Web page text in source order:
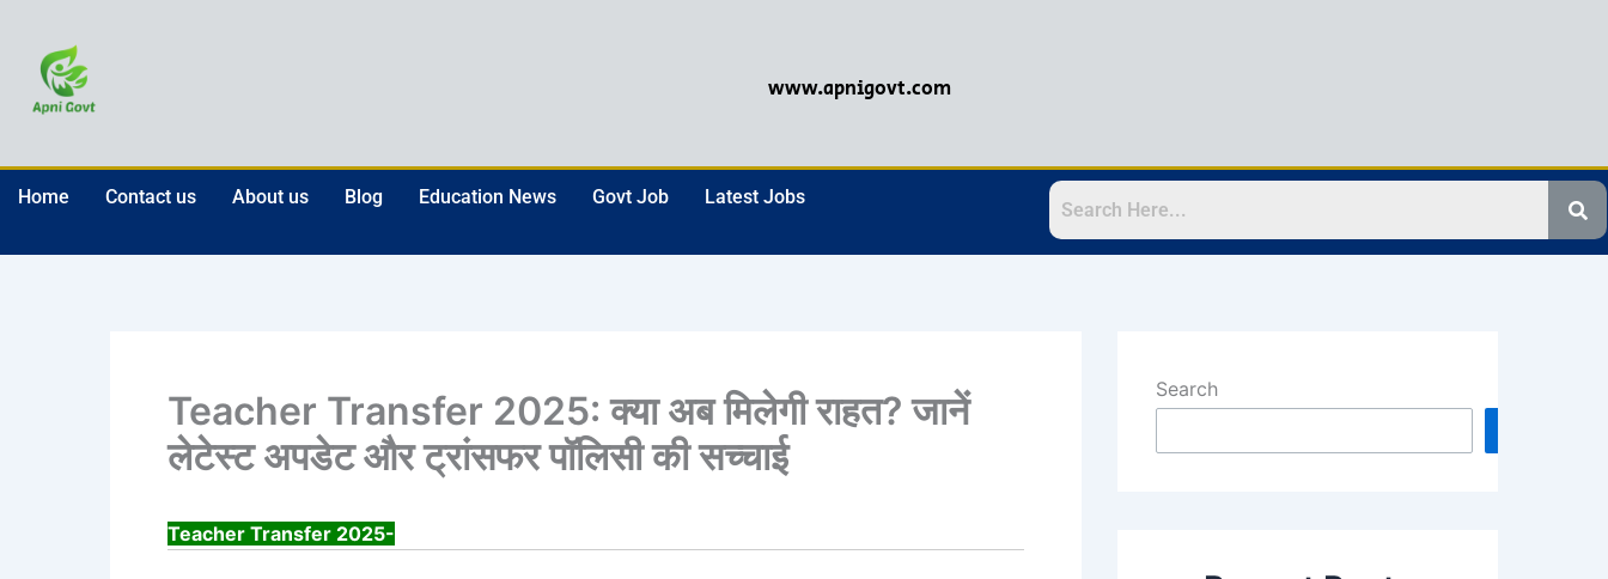
content
www.apnigovt.com
Home Contact us About us Blog Education News Govt Job Latest Jobs
Teacher Transfer 2025: क्या अब मिलेगी राहत? जानें
लेटेस्ट अपडेट और ट्रांसफर पॉलिसी की सच्चाई
Teacher Transfer 2025-
Search